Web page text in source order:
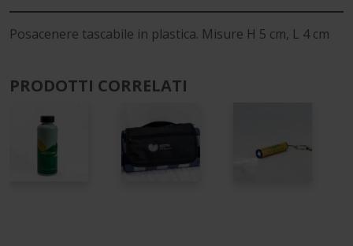
Posacenere tascabile in plastica. Misure H 5 cm, L 4 cm
PRODOTTI CORRELATI